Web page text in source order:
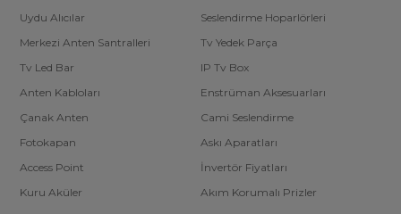
Uydu Alıcılar
Seslendirme Hoparlörleri
Merkezi Anten Santralleri
Tv Yedek Parça
Tv Led Bar
IP Tv Box
Anten Kabloları
Enstrüman Aksesuarları
Çanak Anten
Cami Seslendirme
Fotokapan
Askı Aparatları
Access Point
İnvertör Fiyatları
Kuru Aküler
Akım Korumalı Prizler